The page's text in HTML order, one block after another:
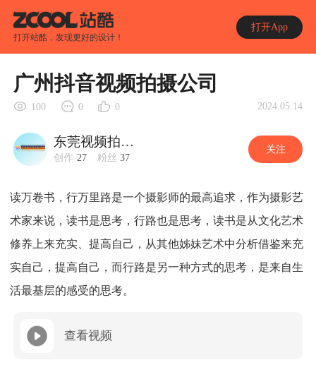
打开站酷，发现更好的设计！
打开App
广州抖音视频拍摄公司
100 0 0 2024.05.14
东莞视频拍摄公司
创作 27 粉丝 37
关注
读万卷书，行万里路是一个摄影师的最高追求，作为摄影艺
术家来说，读书是思考，行路也是思考，读书是从文化艺术
修养上来充实、提高自己，从其他姊妹艺术中分析借鉴来充
实自己，提高自己，而行路是另一种方式的思考，是来自生
活最基层的感受的思考。
查看视频